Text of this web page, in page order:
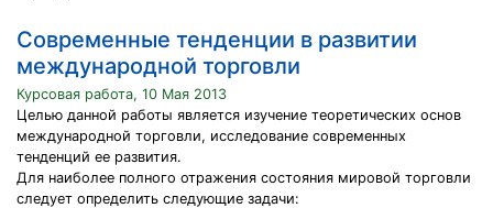
Современные тенденции в развитии
международной торговли
Курсовая работа, 10 Мая 2013
Целью данной работы является изучение теоретических основ
международной торговли, исследование современных
тенденций ее развития.
Для наиболее полного отражения состояния мировой торговли
следует определить следующие задачи: